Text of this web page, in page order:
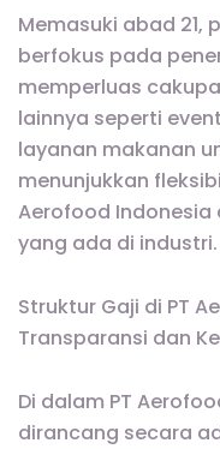
Memasuki abad 21,
berfokus pada
memperluas
lainnya seperti
layanan makanan
menunjukkan
Aerofood
yang ada di industri.
Struktur Gaji di PT
Transparansi dan
Di dalam PT
dirancang secara